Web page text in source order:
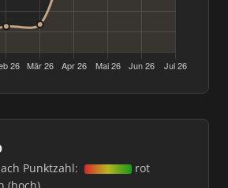
Punktzahl:
rot